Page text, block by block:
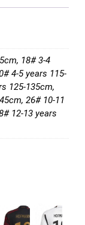
18# 3-4
4-5 years 115-
125-135cm,
26# 10-11
12-13 years